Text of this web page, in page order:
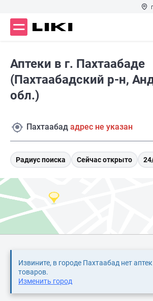
Аптеки в г. Пахтаабаде
(Пахтаабадский р-н,
обл.)
Пахтаабад адрес не указан
Радиус поиска Сейчас открыто
Извините, в городе Пахтаабад нет
товаров.
Изменить город